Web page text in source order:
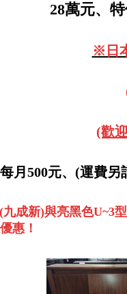
28萬元、
※日
(歡
月500元、(運費另
(九成新)與亮黑色U~3
惠！